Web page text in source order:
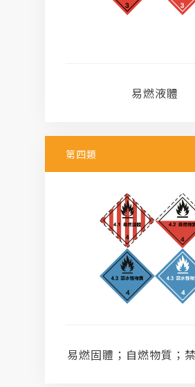
易燃液體
第四類
易燃固體；自燃物質；